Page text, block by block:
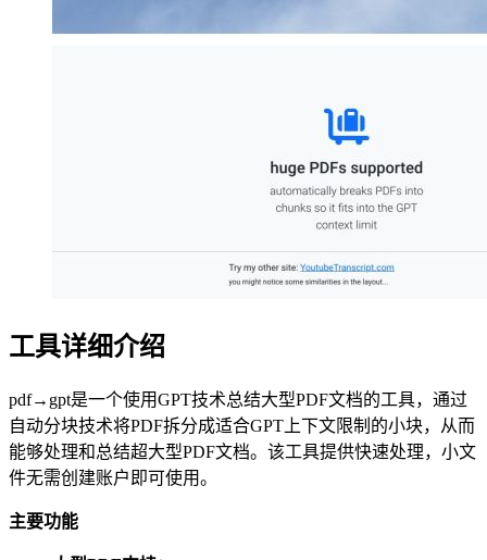
工具详细介绍
pdf→gpt是一个使用GPT技术总结大型PDF文档的工具，通过
自动分块技术将PDF拆分成适合GPT上下文限制的小块，从而
能够处理和总结超大型PDF文档。该工具提供快速处理，小文
件无需创建账户即可使用。
主要功能